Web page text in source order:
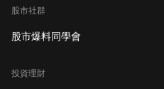
股市社群
股市爆料同學會
投資理財